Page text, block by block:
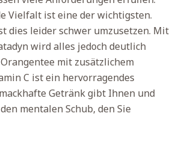
Vielfalt ist eine der wichtigsten.
dies leider schwer umzusetzen. Mit
wird alles jedoch deutlich
mit zusätzlichem
C ist ein hervorragendes
Getränk gibt Ihnen und
mentalen Schub, den Sie